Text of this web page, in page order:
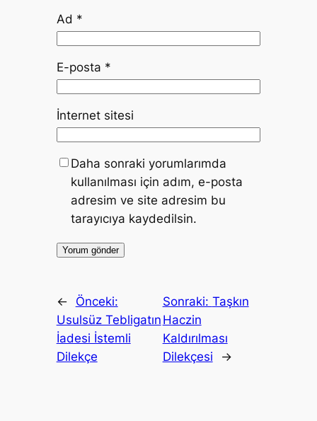
Ad *
E-posta *
İnternet sitesi
Daha sonraki yorumlarımda
kullanılması için adım, e-posta
adresim ve site adresim bu
tarayıcıya kaydedilsin.
←
Önceki:
Usulsüz Tebligatın
İadesi İstemli
Dilekçe
Sonraki: Taşkın
Haczin
Kaldırılması
Dilekçesi
→